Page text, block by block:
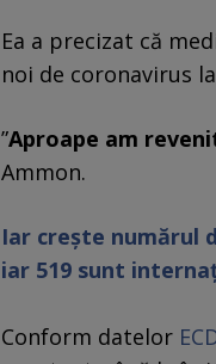
Ea a precizat că
noi de coronavirus
”Aproape am
Ammon.
Iar crește numărul
iar 519 sunt
Conform datelor